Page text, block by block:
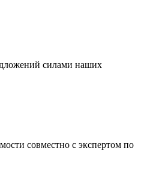
силами наших
совместно с экспертом по